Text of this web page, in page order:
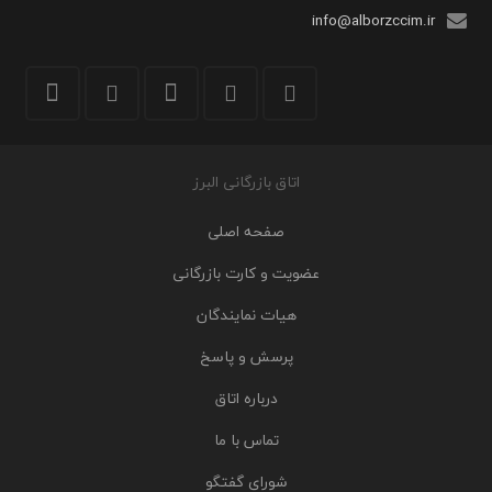
info@alborzccim.ir
اتاق بازرگانی البرز
صفحه اصلی
عضویت و کارت بازرگانی
هیات نمایندگان
پرسش و پاسخ
درباره اتاق
تماس با ما
شورای گفتگو